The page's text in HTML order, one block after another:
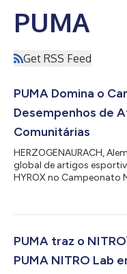
PUMA
Get RSS Feed
PUMA Domina o
Desempenhos de
Comunitárias
HERZOGENAURACH,
global de artigos
HYROX no Campeonato
Pettrow , que venceu o
com o tempo épico de
veio após um quarto
PUMA traz o
PUMA NITRO Lab